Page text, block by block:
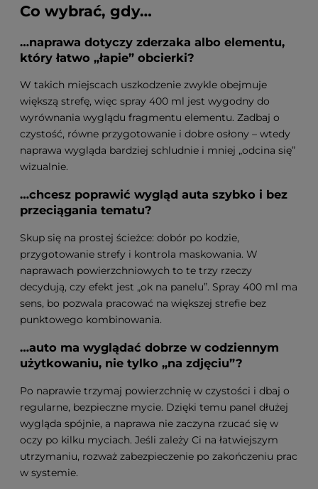
Co wybrać, gdy…
…naprawa dotyczy zderzaka albo elementu,
który łatwo „łapie” obcierki?
W takich miejscach uszkodzenie zwykle obejmuje
większą strefę, więc spray 400 ml jest wygodny do
wyrównania wyglądu fragmentu elementu. Zadbaj o
czystość, równe przygotowanie i dobre osłony – wtedy
naprawa wygląda bardziej schludnie i mniej „odcina się”
wizualnie.
…chcesz poprawić wygląd auta szybko i bez
przeciągania tematu?
Skup się na prostej ścieżce: dobór po kodzie,
przygotowanie strefy i kontrola maskowania. W
naprawach powierzchniowych to te trzy rzeczy
decydują, czy efekt jest „ok na panelu”. Spray 400 ml ma
sens, bo pozwala pracować na większej strefie bez
punktowego kombinowania.
…auto ma wyglądać dobrze w codziennym
użytkowaniu, nie tylko „na zdjęciu”?
Po naprawie trzymaj powierzchnię w czystości i dbaj o
regularne, bezpieczne mycie. Dzięki temu panel dłużej
wygląda spójnie, a naprawa nie zaczyna rzucać się w
oczy po kilku myciach. Jeśli zależy Ci na łatwiejszym
utrzymaniu, rozważ zabezpieczenie po zakończeniu prac
w systemie.